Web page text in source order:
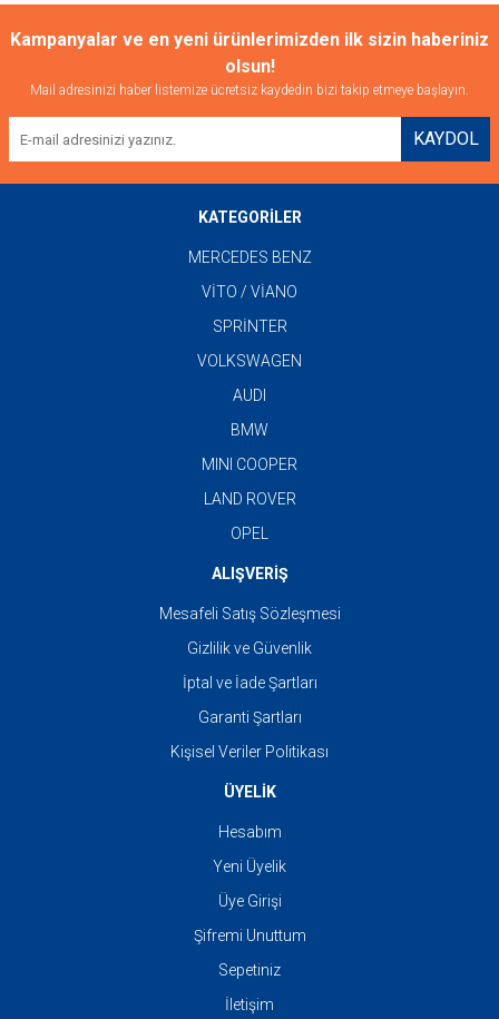
Kampanyalar ve en yeni ürünlerimizden ilk sizin haberiniz
olsun!
Mail adresinizi haber listemize ücretsiz kaydedin bizi takip etmeye başlayın.
KAYDOL
KATEGORİLER
MERCEDES BENZ
VİTO / VİANO
SPRİNTER
VOLKSWAGEN
AUDI
BMW
MINI COOPER
LAND ROVER
OPEL
ALIŞVERİŞ
Mesafeli Satış Sözleşmesi
Gizlilik ve Güvenlik
İptal ve İade Şartları
Garanti Şartları
Kişisel Veriler Politikası
ÜYELİK
Hesabım
Yeni Üyelik
Üye Girişi
Şifremi Unuttum
Sepetiniz
İletişim